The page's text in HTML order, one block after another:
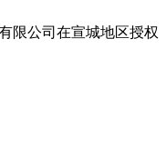
限公司在宣城地区授权